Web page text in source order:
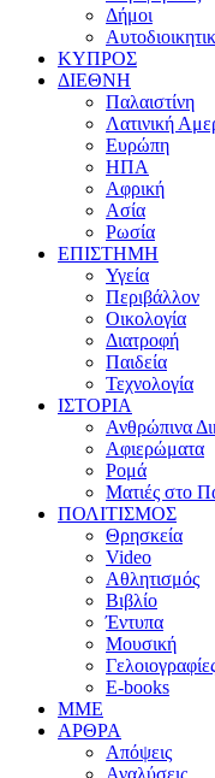
Δήμοι
ΚΥΠΡΟΣ
ΔΙΕΘΝΗ
Παλαιστίνη
Λατινική
Ευρώπη
ΗΠΑ
Αφρική
Ασία
Ρωσία
ΕΠΙΣΤΗΜΗ
Υγεία
Περιβάλλον
Οικολογία
Διατροφή
Παιδεία
Τεχνολογία
ΙΣΤΟΡΙΑ
Ανθρώπινα
Αφιερώματα
Ρομά
Ματιές στο
ΠΟΛΙΤΙΣΜΟΣ
Θρησκεία
Video
Αθλητισμός
Βιβλίο
Έντυπα
Μουσική
E-books
MME
ΑΡΘΡΑ
Απόψεις
Αναλύσεις